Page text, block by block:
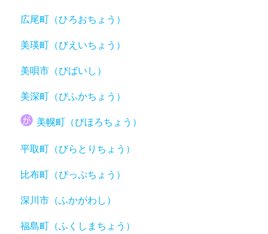
広尾町（ひろおちょう）
美瑛町（びえいちょう）
美唄市（びばいし）
美深町（びふかちょう）
美幌町（びほろちょう）
平取町（びらとりちょう）
比布町（ぴっぷちょう）
深川市（ふかがわし）
福島町（ふくしまちょう）